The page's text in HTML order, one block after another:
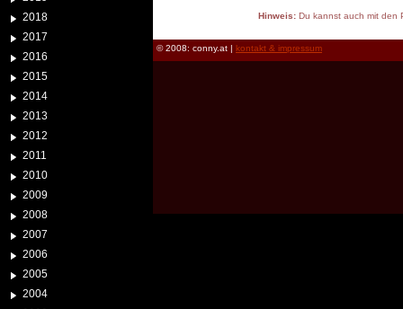
2018
2017
2016
2015
2014
2013
2012
2011
2010
2009
2008
2007
2006
2005
2004
Hinweis:Du kannst auch mit den
© 2008: conny.at | kontakt & impressum